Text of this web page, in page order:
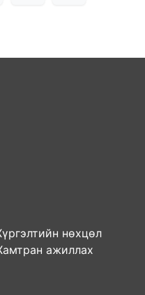
Хүргэлтийн нөхцөл
ажиллах